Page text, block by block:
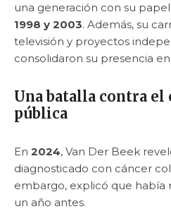
una generación con su
1998 y 2003. Además, su
televisión y proyectos
consolidaron su presencia
Una batalla contra el
pública
En 2024, Van Der Beek
diagnosticado con cáncer
embargo, explicó que había
un año antes.